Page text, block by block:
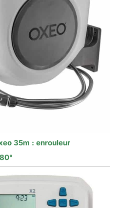
35m : enrouleur